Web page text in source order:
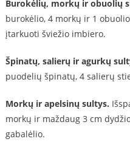
Burokėlių, morkų ir obuolių
burokėlio, 4 morkų ir 1
įtarkuoti šviežio imbiero.
Špinatų, salierų ir agurkų
puodelių špinatų, 4 salierų
Morkų ir apelsinų sultys.
morkų ir maždaug 3 cm
gabalėlio.